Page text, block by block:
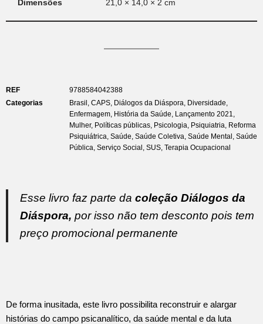
Dimensões 21,0 × 14,0 × 2 cm
REF
9788584042388
Categorias
Brasil CAPS Diálogos da Diáspora Diversidade
Enfermagem História da Saúde Lançamento 2021
Mulher, Políticas públicas Psicologia Psiquiatria Reforma
Psiquiátrica Saúde Saúde Coletiva Saúde Mental Saúde
Pública Serviço Social SUS Terapia Ocupacional
Esse livro faz parte da coleção Diálogos da
Diáspora, por isso não tem desconto pois tem
preço promocional permanente
De forma inusitada, este livro possibilita reconstruir e alargar
histórias do campo psicanalítico, da saúde mental e da luta